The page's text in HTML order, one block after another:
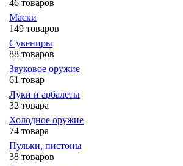
46 товаров
Маски
149 товаров
Сувениры
88 товаров
Звуковое оружие
61 товар
Луки и арбалеты
32 товара
Холодное оружие
74 товара
Пульки, пистоны
38 товаров